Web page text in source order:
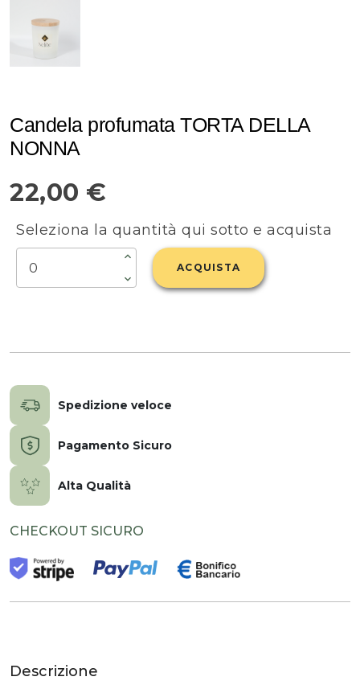
Candela profumata TORTA DELLA
NONNA
22,00 €
Seleziona la quantità qui sotto e acquista
ACQUISTA
Spedizione veloce
Pagamento Sicuro
Alta Qualità
CHECKOUT SICURO
Descrizione